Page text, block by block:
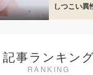
しつこい異
記事ランキン
RANKING